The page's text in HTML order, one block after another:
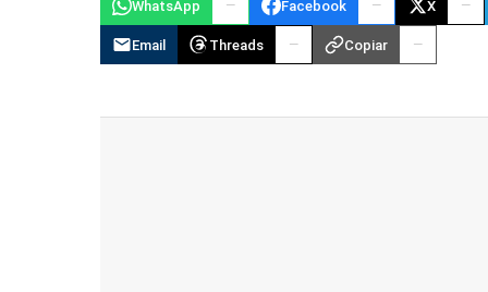
WhatsApp Facebook X
Email Threads Copiar